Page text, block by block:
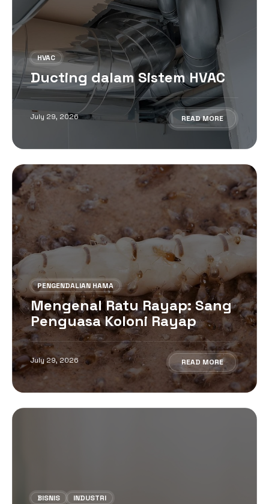
HVAC
Ducting dalam Sistem HVAC
July 29, 2026 READ MORE
PENGENDALIAN HAMA
Mengenal Ratu Rayap: Sang
Penguasa Koloni Rayap
July 29, 2026 READ MORE
BISNIS INDUSTRI